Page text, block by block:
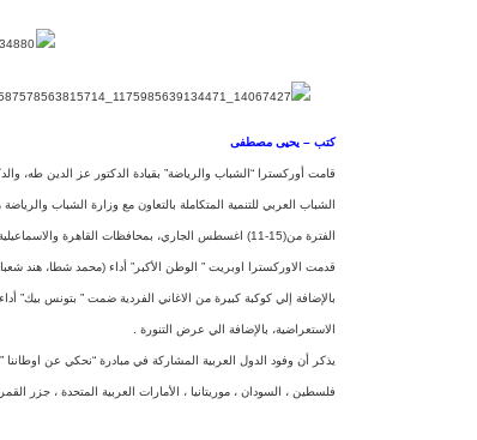
كتب – يحيى مصطفى
قامت أوركسترا “الشباب والرياضة” بقيادة الدكتور عز الدين طه،
الشباب العربي للتنمية المتكاملة بالتعاون مع وزارة الشباب
الفترة من(15-11) اغسطس الجا ري، بمحافظات القاهرة والاسماعيلية
قدمت الاوركسترا اوبريت ” الوطن الأكبر” أداء (محمد شطا، هند
بالإضافة إلي كوكبة كبيرة من الاغاني الفردية ضمت ” بتونس بيك”
الاستعراضية، بالإضافة الي عرض التنورة .
يذكر أن وفود الدول العربية المشاركة في مبادرة “نحكي عن
فلسطين ، السودان ، موريتانيا ، الأمارات العربية المتحدة ، جزر